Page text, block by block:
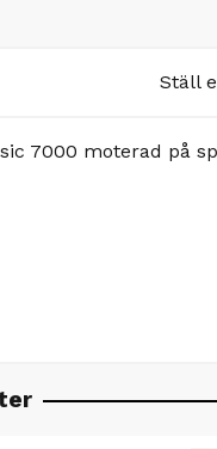
Ställ
7000 moterad på